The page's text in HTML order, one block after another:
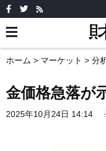
ホーム > マーケット > 分
金価格急落が
2025年10月24日 14:14